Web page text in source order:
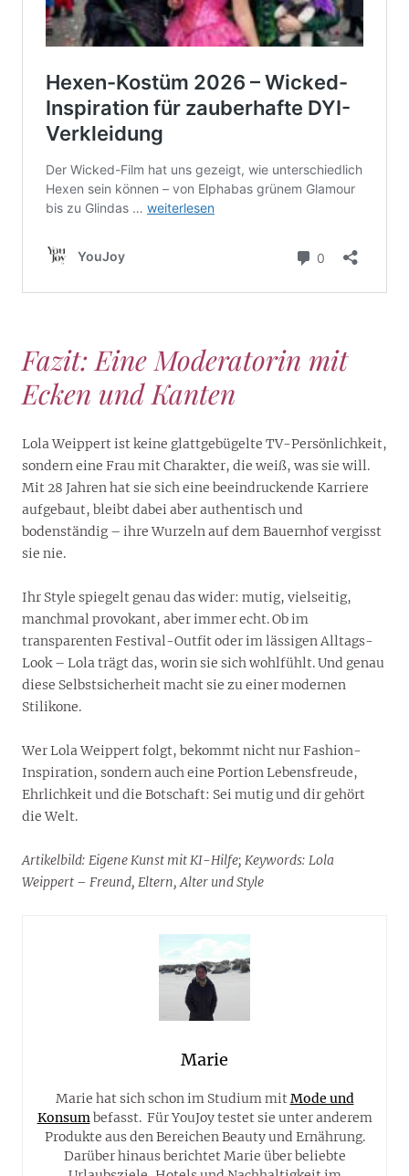
Fazit: Eine Moderatorin mit
Ecken und Kanten
Lola Weippert ist keine glattgebügelte TV-Persönlichkeit,
sondern eine Frau mit Charakter, die weiß, was sie will.
Mit 28 Jahren hat sie sich eine beeindruckende Karriere
aufgebaut, bleibt dabei aber authentisch und
bodenständig – ihre Wurzeln auf dem Bauernhof vergisst
sie nie.
Ihr Style spiegelt genau das wider: mutig, vielseitig,
manchmal provokant, aber immer echt. Ob im
transparenten Festival-Outfit oder im lässigen Alltags-
Look – Lola trägt das, worin sie sich wohlfühlt. Und genau
diese Selbstsicherheit macht sie zu einer modernen
Stilikone.
Wer Lola Weippert folgt, bekommt nicht nur Fashion-
Inspiration, sondern auch eine Portion Lebensfreude,
Ehrlichkeit und die Botschaft: Sei mutig und dir gehört
die Welt.
Artikelbild: Eigene Kunst mit KI-Hilfe; Keywords: Lola
Weippert – Freund, Eltern, Alter und Style
Marie
Marie hat sich schon im Studium mitMode und
Konsumbefasst. Für YouJoy testet sie unter anderem
Produkte aus den Bereichen Beauty und Ernährung.
Darüber hinaus berichtet Marie über beliebte